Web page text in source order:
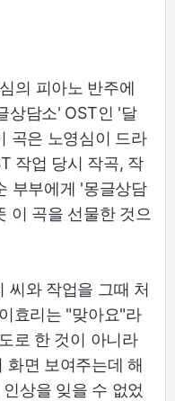
의 피아노 반주에
상담소' OST인 '달
곡은 노영심이 드라
작업 당시 작곡, 작
부부에게 '몽글상담
이 곡을 선물한 것으
씨와 작업을 그때 처
효리는 "맞아요"라
로 한 것이 아니라
화면 보여주는데 해
상을 잊을 수 없었